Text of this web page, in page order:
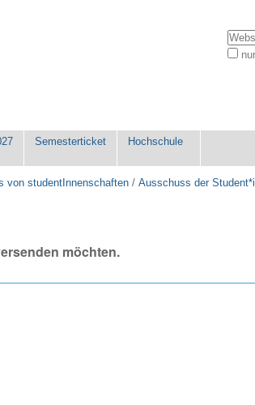
Semesterticket Hochschule
von studentInnenschaften /Ausschuss der
möchten.